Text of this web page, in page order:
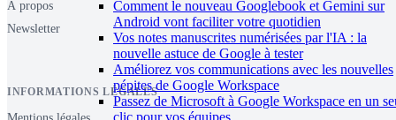
Comment le nouveau Googlebook et Gemini sur
Android vont faciliter votre quotidien
Vos notes manuscrites numérisées par l'IA : la
nouvelle astuce de Google à tester
Améliorez vos communications avec les nouvelles
pépites de Google Workspace
Passez de Microsoft à Google Workspace en un
clic pour vos équipes
À propos
Newsletter
INFORMATIONS LÉGALES